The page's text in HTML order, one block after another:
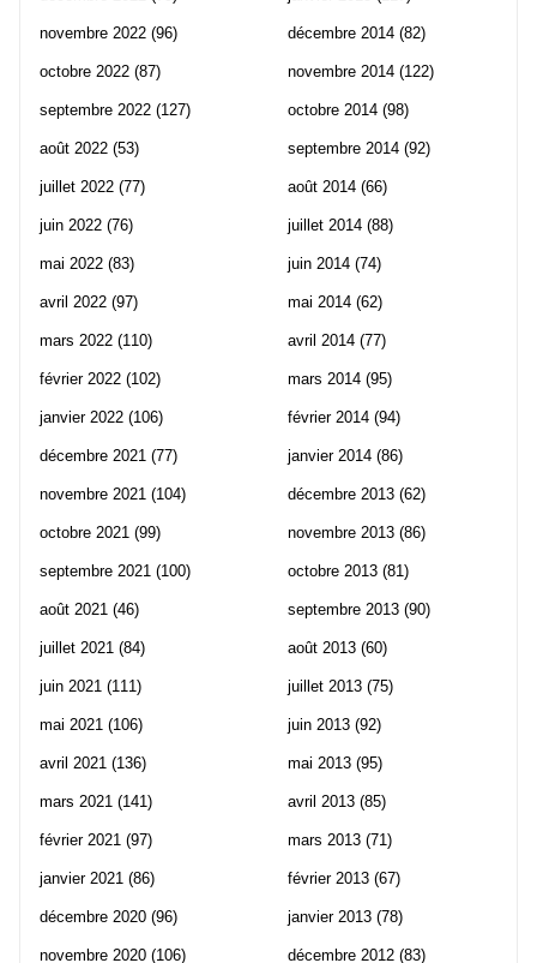
novembre 2022 (96)
octobre 2022 (87)
septembre 2022 (127)
août 2022 (53)
juillet 2022 (77)
juin 2022 (76)
mai 2022 (83)
avril 2022 (97)
mars 2022 (110)
février 2022 (102)
janvier 2022 (106)
décembre 2021 (77)
novembre 2021 (104)
octobre 2021 (99)
septembre 2021 (100)
août 2021 (46)
juillet 2021 (84)
juin 2021 (111)
mai 2021 (106)
avril 2021 (136)
mars 2021 (141)
février 2021 (97)
janvier 2021 (86)
décembre 2020 (96)
novembre 2020 (106)
décembre 2014 (82)
novembre 2014 (122)
octobre 2014 (98)
septembre 2014 (92)
août 2014 (66)
juillet 2014 (88)
juin 2014 (74)
mai 2014 (62)
avril 2014 (77)
mars 2014 (95)
février 2014 (94)
janvier 2014 (86)
décembre 2013 (62)
novembre 2013 (86)
octobre 2013 (81)
septembre 2013 (90)
août 2013 (60)
juillet 2013 (75)
juin 2013 (92)
mai 2013 (95)
avril 2013 (85)
mars 2013 (71)
février 2013 (67)
janvier 2013 (78)
décembre 2012 (83)